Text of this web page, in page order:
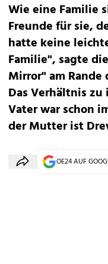
Wie eine Familie
Freunde für sie,
hatte keine
Familie", sagte
Mirror" am
Das Verhältnis
Vater war schon
der Mutter ist
OE24 AUF